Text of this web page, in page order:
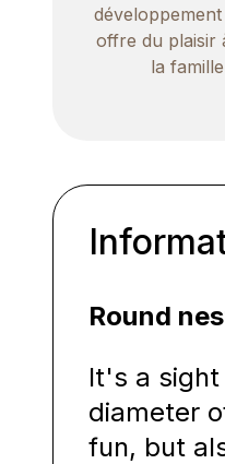
offre du plaisir
la famille
Round
It's a
diameter
fun, but